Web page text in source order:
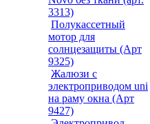
3313)
Полукассетный
мотор для
солнцезащиты (Арт
9325)
Жалюзи с
электроприводом uni
на раму окна (Арт
9427)